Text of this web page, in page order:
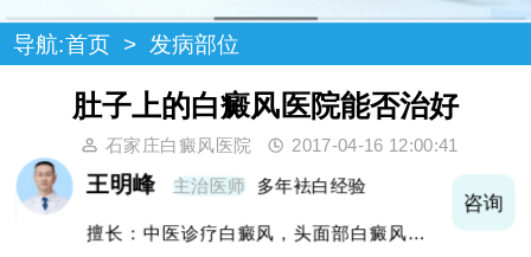
导航:首页 > 发病部位
肚子上的白癜风医院能否治好
石家庄白癜风医院 2017-04-16 12:00:41
王明峰 主治医师 多年袪白经验
擅长：中医诊疗白癜风，头面部白癜风，青
咨询